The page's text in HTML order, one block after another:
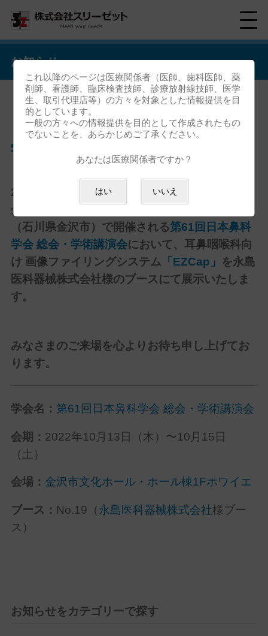
お知らせ
「第61回日本鼻科学会 総会・
学術講演会」出展のお知らせ
2022年10月13日（木）〜10月15日（土）に、
金沢市文化ホール、金沢ニューグランドホテル
（石川県金沢市）で開催される第61回日本鼻科
学会 総会・学術講演会において、耳鼻咽喉科向
け 画像ファイリングシステム 「EZCap」 を永島
医科器械株式会社様のブースにて展示いたしま
す。
みなさまのご来場を心よりお待ち申し上げてお
ります。
学会名： 第61回日本鼻科学会 総会・学術講演会
会期： 2022年10月13日（木）〜10月15日
（土）
会場： 金沢市文化ホール・ホール棟1Fホワイエ
ブース： No.19（永島医科器械株式会社様ブー
ス）
お知らせをカテゴリーで探す
これ以降のページは医療関係者（医師、歯科医師、薬
剤師、看護師、臨床検査技師、診療放射線技師、医学
生、取引代理店等）の方々を対象とした情報提供を目
的としています。
一般の方々への情報提供を目的として作成されたもの
でないことを、あらかじめご了承ください。
あなたは医療関係者ですか？
はい いいえ